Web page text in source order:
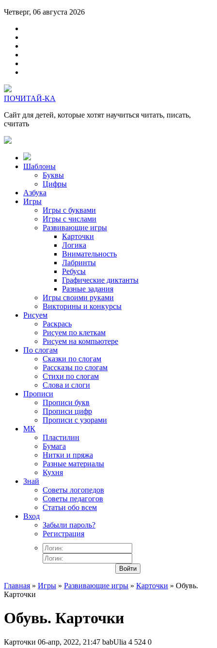
Четверг, 06 августа 2026
ПОЧИТАЙ-КА
Сайт для детей, которые хотят научиться читать, писать,
считать
Шаблоны
Буквы
Цифры
Азбука
Игры
Игры с буквами
Игры с числами
Развивающие игры
Карточки
Логика
Внимательность
Лабринты
Ребусы
Графические диктанты
Разные задания
Игры своими руками
Викторины и конкурсы
Рисуем
Раскрась
Рисуем по клеткам
Рисуем на компьютере
По слогам
Сказки по слогам
Рассказы по слогам
Стихи по слогам
Слова и слоги
Прописи
Прописи букв
Прописи цифр
Прописи с узорами
МК
Пластилин
Бумага
Нитки и пряжа
Разные материалы
Кухня
Знай
Советы логопедов
Советы педагогов
Статьи обо всем
Вход
Забыли пароль?
Регистрация
Войти
Главная » Игры » Развивающие игры » Карточки » Обувь.
Карточки
Обувь. Карточки
Карточки 06-апр, 2022, 21:47 babUlia 4 524 0